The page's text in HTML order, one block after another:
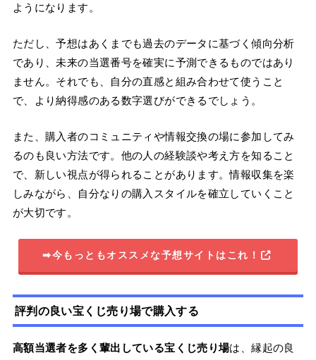
ようになります。
ただし、予想はあくまでも過去のデータに基づく傾向分析
であり、未来の当選番号を確実に予測できるものではあり
ません。それでも、自分の直感と組み合わせて使うこと
で、より納得感のある数字選びができるでしょう。
また、購入者のコミュニティや情報交換の場に参加してみ
るのも良い方法です。他の人の経験談や考え方を知ること
で、新しい視点が得られることがあります。情報収集を楽
しみながら、自分なりの購入スタイルを確立していくこと
が大切です。
➡今もっともオススメな予想サイトはこれ！
評判の良い宝くじ売り場で購入する
高額当選者を多く輩出している宝くじ売り場は、縁起の良